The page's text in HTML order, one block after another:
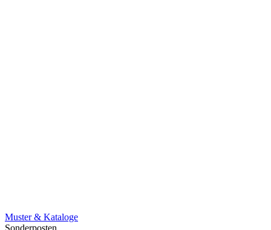
Muster & Kataloge
Sonderposten